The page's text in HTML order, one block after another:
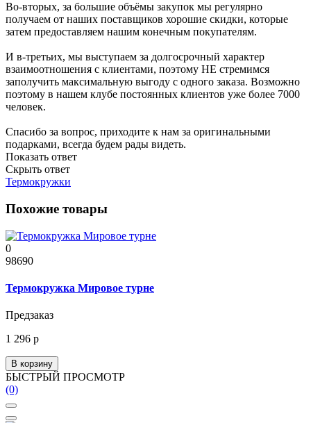
Во-вторых, за большие объёмы закупок мы регулярно
получаем от наших поставщиков хорошие скидки, которые
затем предоставляем нашим конечным покупателям.
И в-третьих, мы выступаем за долгосрочный характер
взаимоотношения с клиентами, поэтому НЕ стремимся
заполучить максимальную выгоду с одного заказа. Возможно
поэтому в нашем клубе постоянных клиентов уже более 7000
человек.
Спасибо за вопрос, приходите к нам за оригинальными
подарками, всегда будем рады видеть.
Показать ответ
Скрыть ответ
Термокружки
Похожие товары
0
98690
Термокружка Мировое турне
Предзаказ
1 296 р
В корзину
БЫСТРЫЙ ПРОСМОТР
(0)